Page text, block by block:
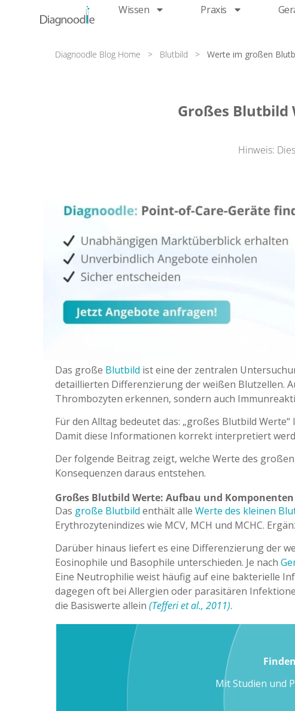
Wissen Praxis
Diagnoodle Blog Home > Blutbild > Werte im großen
Großes Blutbild
Hinweis:
Das große Blutbild ist eine der zentralen
detaillierten Differenzierung der weißen Blutzellen.
Thrombozyten erkennen, sondern auch
Für den Alltag bedeutet das: „großes Blutbild
Damit diese Informationen korrekt interpretiert
Der folgende Beitrag zeigt, welche Werte des
Konsequenzen daraus entstehen.
Großes Blutbild Werte: Aufbau und Komponenten
Das große Blutbild enthält alle Werte des kleinen
Erythrozytenindizes wie MCV, MCH und MCHC.
Darüber hinaus liefert es eine Differenzierung der
Eosinophile und Basophile unterschieden. Je nach
Eine Neutrophilie weist häufig auf eine bakterielle
dagegen oft bei Allergien oder parasitären
die Basiswerte allein (Tefferi et al., 2011).
Mit Studien und